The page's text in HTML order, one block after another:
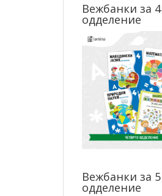
Вежбанки за 4
одделение
Вежбанки за 5
одделение